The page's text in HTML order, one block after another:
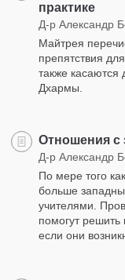
практике
Д-р Александр
Майтрея
препятствия
также касаются
Дхармы.
Отношения с
Д-р Александр
По мере того
больше
учителями.
помогут решить
если они